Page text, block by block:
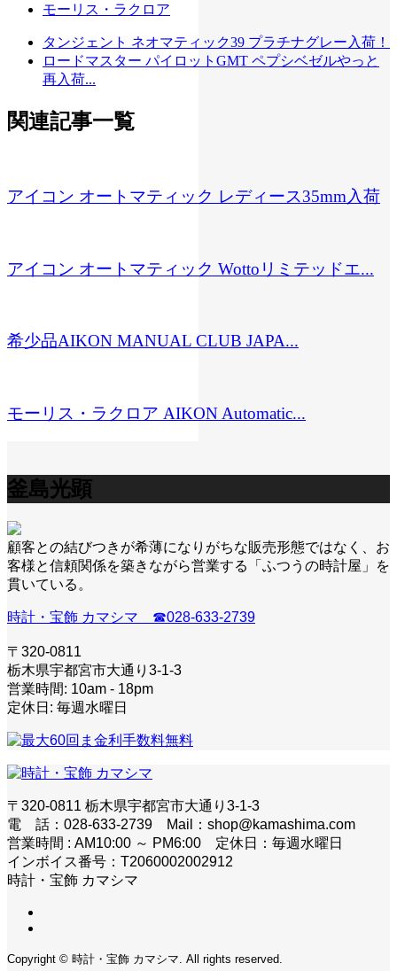
モーリス・ラクロア
タンジェント ネオマティック39 プラチナグレー入荷！
ロードマスター パイロットGMT ペプシベゼルやっと
再入荷...
関連記事一覧
アイコン オートマティック レディース35mm入荷
アイコン オートマティック Wottoリミテッドエ...
希少品AIKON MANUAL CLUB JAPA...
モーリス・ラクロア AIKON Automatic...
釜島光顕
顧客との結びつきが希薄になりがちな販売形態ではなく、お
客様と信頼関係を築きながら営業する「ふつうの時計屋」を
貫いている。
時計・宝飾 カマシマ ☎028-633-2739
〒320-0811
栃木県宇都宮市大通り3-1-3
営業時間: 10am - 18pm
定休日: 毎週水曜日
〒320-0811 栃木県宇都宮市大通り3-1-3
電 話：028-633-2739 Mail：shop@kamashima.com
営業時間 : AM10:00 ～ PM6:00 定休日：毎週水曜日
インボイス番号：T2060002002912
時計・宝飾 カマシマ
Copyright © 時計・宝飾 カマシマ. All rights reserved.